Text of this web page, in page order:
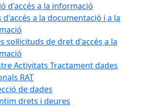
d'accés a la informació
d'accés a la documentació i a la
sol·licituds de dret d'accés a la
Activitats Tractament dades
RAT
de dades
drets i deures